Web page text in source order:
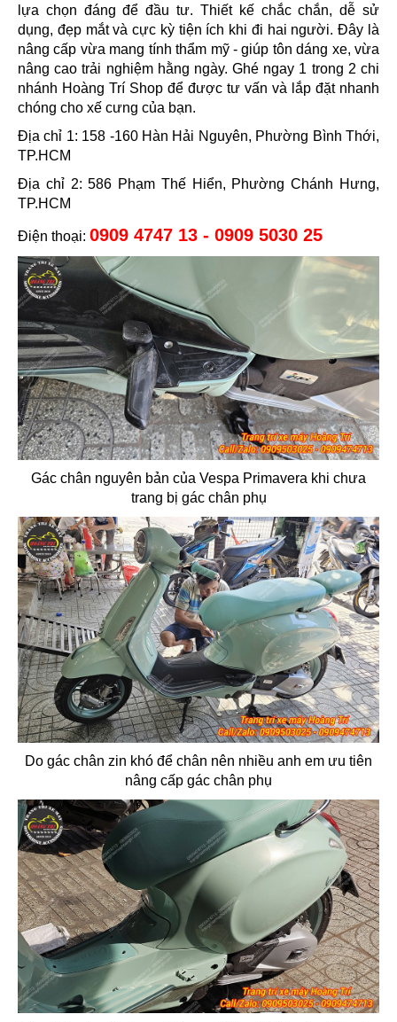
lựa chọn đáng để đầu tư. Thiết kế chắc chắn, dễ sử
dụng, đẹp mắt và cực kỳ tiện ích khi đi hai người. Đây là
nâng cấp vừa mang tính thẩm mỹ - giúp tôn dáng xe, vừa
nâng cao trải nghiệm hằng ngày. Ghé ngay 1 trong 2 chi
nhánh Hoàng Trí Shop để được tư vấn và lắp đặt nhanh
chóng cho xế cưng của bạn.
Địa chỉ 1: 158 -160 Hàn Hải Nguyên, Phường Bình Thới,
TP.HCM
Địa chỉ 2: 586 Phạm Thế Hiển, Phường Chánh Hưng,
TP.HCM
Điện thoại: 0909 4747 13 - 0909 5030 25
Gác chân nguyên bản của Vespa Primavera khi chưa
trang bị gác chân phụ
Do gác chân zin khó để chân nên nhiều anh em ưu tiên
nâng cấp gác chân phụ